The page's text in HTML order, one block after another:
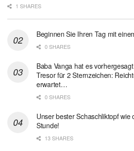
1 SHARES
Beginnen Sie Ihren Tag mit
0 SHARES
Baba Vanga hat es
Tresor für 2 Sternzeichen:
erwartet…
0 SHARES
Unser bester Schaschliktopf wie
Stunde!
13 SHARES